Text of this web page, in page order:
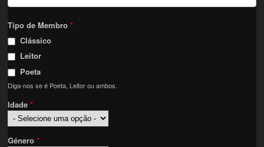
Tipo de Membro*
Clássico
Leitor
Poeta
Diga-nos se é Poeta, Leitor ou ambos.
Idade*
Género*